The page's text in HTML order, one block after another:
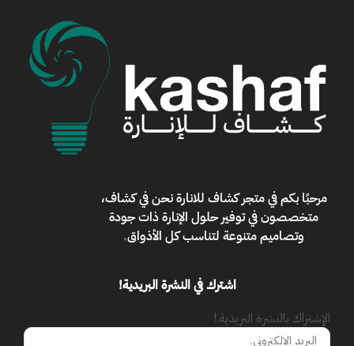
مرحبًا بكم فيمتجر كشاف للانارةنحن في كشاف،
متخصصون في توفير حلول الإنارة ذات جودة
وتصاميم متنوعة لتناسب كل الأذواق.
اشترك في النشرة البريدية!
الإشتراك بالنشرة البريدية.!